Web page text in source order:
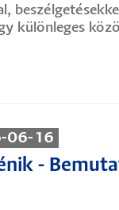
különleges
06-16
-